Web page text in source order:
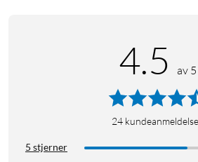
4.5 av 5
24
5 stjerner